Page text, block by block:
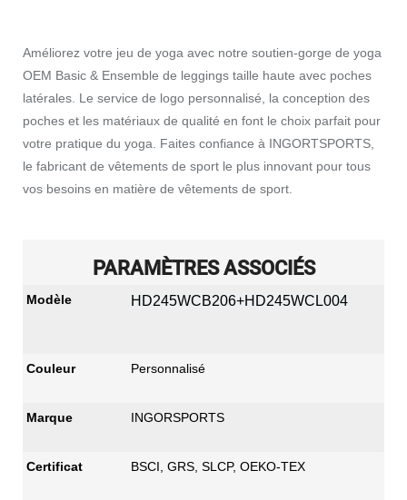
Améliorez votre jeu de yoga avec notre soutien-gorge de yoga
OEM Basic & Ensemble de leggings taille haute avec poches
latérales. Le service de logo personnalisé, la conception des
poches et les matériaux de qualité en font le choix parfait pour
votre pratique du yoga. Faites confiance à INGORTSPORTS,
le fabricant de vêtements de sport le plus innovant pour tous
vos besoins en matière de vêtements de sport.
PARAMÈTRES ASSOCIÉS
Modèle HD245WCB206+HD245WCL004
Couleur Personnalisé
Marque INGORSPORTS
Certificat BSCI, GRS, SLCP, OEKO-TEX